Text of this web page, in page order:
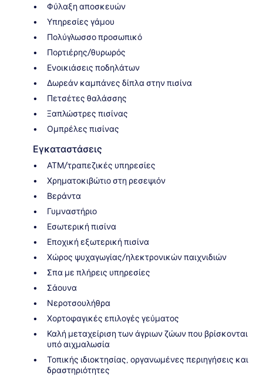
Φύλαξη αποσκευών
Υπηρεσίες γάμου
Πολύγλωσσο προσωπικό
Πορτιέρης/θυρωρός
Ενοικιάσεις ποδηλάτων
Δωρεάν καμπάνες δίπλα στην πισίνα
Πετσέτες θαλάσσης
Ξαπλώστρες πισίνας
Ομπρέλες πισίνας
Εγκαταστάσεις
ΑΤΜ/τραπεζικές υπηρεσίες
Χρηματοκιβώτιο στη ρεσεψιόν
Βεράντα
Γυμναστήριο
Εσωτερική πισίνα
Εποχική εξωτερική πισίνα
Χώρος ψυχαγωγίας/ηλεκτρονικών παιχνιδιών
Σπα με πλήρεις υπηρεσίες
Σάουνα
Νεροτσουλήθρα
Χορτοφαγικές επιλογές γεύματος
Καλή μεταχείριση των άγριων ζώων που βρίσκονται
υπό αιχμαλωσία
Τοπικής ιδιοκτησίας, οργανωμένες περιηγήσεις και
δραστηριότητες